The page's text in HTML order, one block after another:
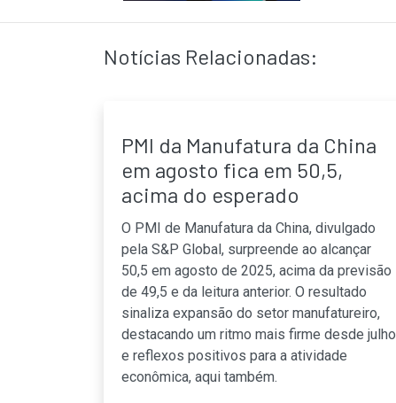
Notícias Relacionadas:
PMI da Manufatura da China
em agosto fica em 50,5,
acima do esperado
O PMI de Manufatura da China, divulgado
pela S&P Global, surpreende ao alcançar
50,5 em agosto de 2025, acima da previsão
de 49,5 e da leitura anterior. O resultado
sinaliza expansão do setor manufatureiro,
destacando um ritmo mais firme desde julho
e reflexos positivos para a atividade
econômica, aqui também.